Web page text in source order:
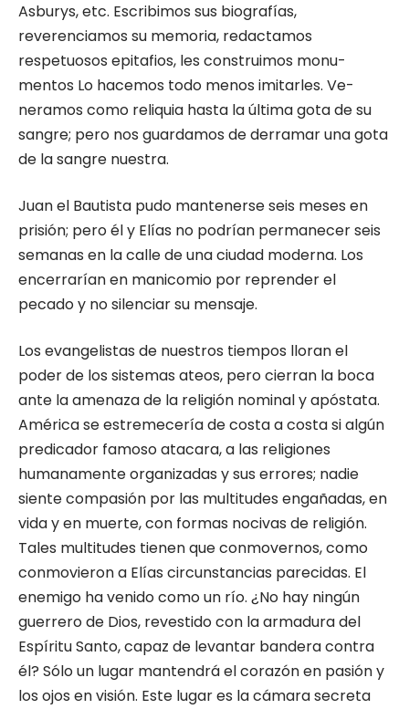
Asburys, etc. Escribimos sus biogra­fías,
reverenciamos su memoria, redactamos
respetuosos epitafios, les construimos monu­
mentos Lo hacemos todo menos imitarles. Ve­
neramos como reliquia hasta la última gota de su
sangre; pero nos guardamos de derramar una gota
de la sangre nuestra.
Juan el Bautista pudo mantenerse seis me­ses en
prisión; pero él y Elías no podrían per­manecer seis
semanas en la calle de una ciudad moderna. Los
encerrarían en manicomio por reprender el
pecado y no silenciar su mensaje.
Los evangelistas de nuestros tiempos lloran el
poder de los sistemas ateos, pero cierran la boca
ante la amenaza de la religión nominal y apóstata.
América se estremecería de costa a costa si algún
predicador famoso atacara, a las religiones
humanamente organizadas y sus errores; nadie
siente compasión por las mul­titudes engañadas, en
vida y en muerte, con formas nocivas de religión.
Tales multitudes tienen que conmovernos, como
conmovieron a Elías circunstancias parecidas. El
enemigo ha venido como un río. ¿No hay ningún
guerrero de Dios, revestido con la armadura del
Espíri­tu Santo, capaz de levantar bandera contra
él? Sólo un lugar mantendrá el corazón en pasión y
los ojos en visión. Este lugar es la cámara se­creta